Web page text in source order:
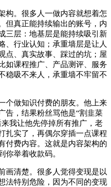
构。很多人一做内容就想着怎
但真正能持续输出的账号，内
三层：地基层是能持续吸引新
、行业认知；承重墙层是让人
点、真实故事、踩过的坑；屋
如课程推广、产品测评、服务
稳吸不来人，承重墙不牢留不
个做知识付费的朋友。他上来
告，结果粉丝骂他是“割韭菜
我让他先停掉所有推广，老
扎实了，再偶尔穿插一点课程
付费内容。这就是内容架构的
你举着收款码。
画清楚。很多人觉得变现是以
法特别危险，因为不同的变现